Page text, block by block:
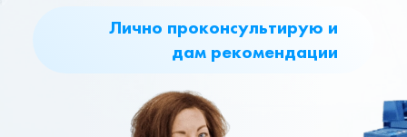
Лично проконсультирую и
дам рекомендации